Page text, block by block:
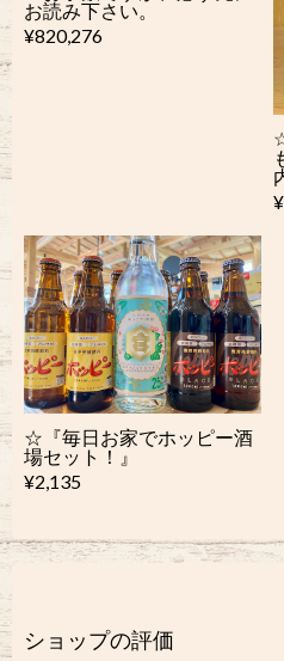
お読み下さい。
¥820,276
☆『毎日お家でホッピー酒
場セット！』
¥2,135
ショップの評価